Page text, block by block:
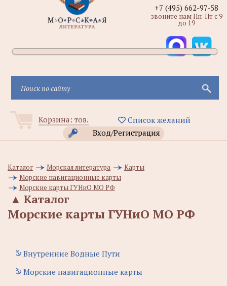
Корзина: тов.
Список желаний
Вход/Регистрация
+7 (495) 662-97-58
звоните нам Пн-Пт с 9
до 19
Каталог Морская литература
Карты
Морские навигационные карты
Морские карты ГУНиО МО РФ
Каталог
▲
Морские карты ГУНиО МО РФ
Внутренние Водные Пути
Морские навигационные карты